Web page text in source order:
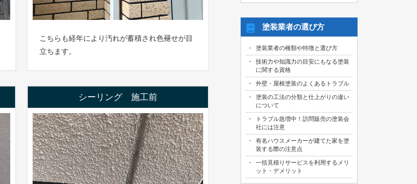
こちらも経年により汚れが蓄積され色褪せが目
立ちます。
シーリング 施工前
ンス雨漏り修繕工事の御見積依頼を頂き
塗装業者の選び方
塗装業者の種類や特徴と選び方
技術力や知識力の目安にもなる塗装
に関する資格
外壁・屋根塗装のよくあるトラブル
塗装の工法の分類と仕上がりの違い
について
トラブル急増中！訪問販売の塗装会
社には注意
有名ハウスメーカーが建てた家を塗
装する際の注意点
一括見積りサービスを利用するメリ
ット・デメリット